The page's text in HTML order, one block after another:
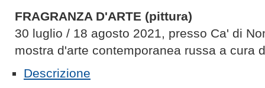
FRAGRANZA D'ARTE (pittura)
30 luglio / 18 agosto 2021, presso Ca' di
mostra d'arte contemporanea russa a cura
Descrizione